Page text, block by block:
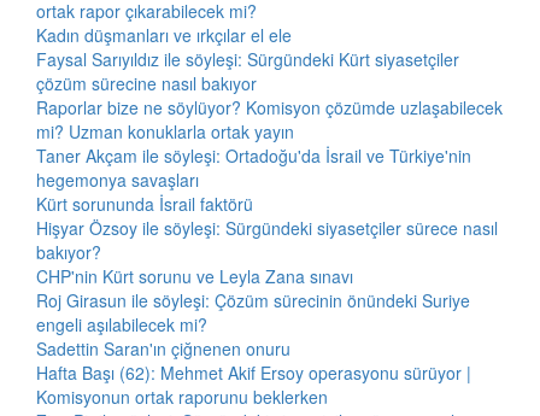
ortak rapor çıkarabilecek mi?
Kadın düşmanları ve ırkçılar el ele
Faysal Sarıyıldız ile söyleşi: Sürgündeki Kürt siyasetçiler
çözüm sürecine nasıl bakıyor
Raporlar bize ne söylüyor? Komisyon çözümde uzlaşabilecek
mi? Uzman konuklarla ortak yayın
Taner Akçam ile söyleşi: Ortadoğu'da İsrail ve Türkiye'nin
hegemonya savaşları
Kürt sorununda İsrail faktörü
Hişyar Özsoy ile söyleşi: Sürgündeki siyasetçiler sürece nasıl
bakıyor?
CHP'nin Kürt sorunu ve Leyla Zana sınavı
Roj Girasun ile söyleşi: Çözüm sürecinin önündeki Suriye
engeli aşılabilecek mi?
Sadettin Saran'ın çiğnenen onuru
Hafta Başı (62): Mehmet Akif Ersoy operasyonu sürüyor |
Komisyonun ortak raporunu beklerken